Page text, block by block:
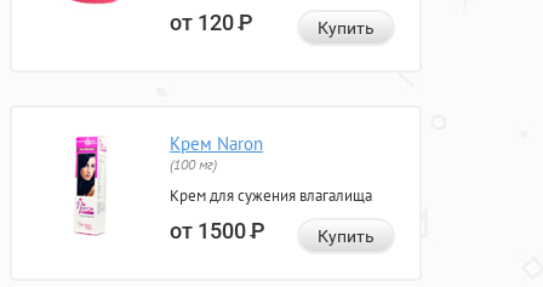
от 120Р Купить
Крем Naron
(100 мг)
Крем для сужения влагалища
от 1500Р Купить